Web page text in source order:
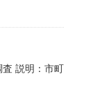
説明：市町